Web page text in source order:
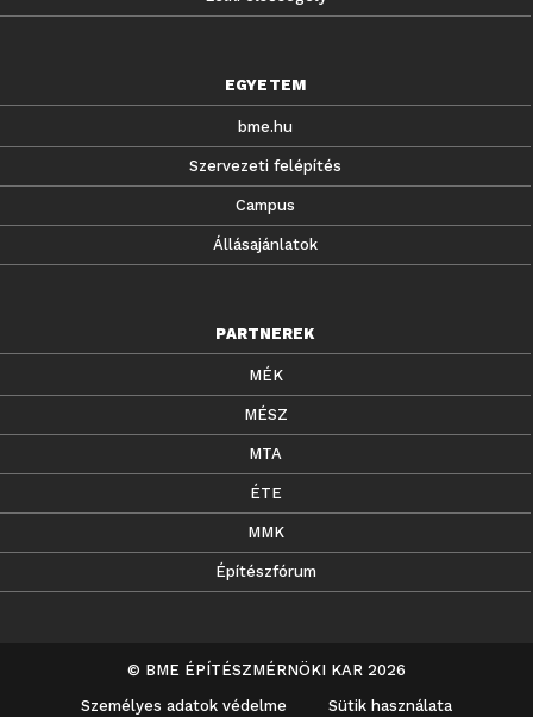
EGYETEM
bme.hu
Szervezeti felépítés
Campus
Állásajánlatok
PARTNEREK
MÉK
MÉSZ
MTA
ÉTE
MMK
Építészfórum
© BME ÉPÍTÉSZMÉRNÖKI KAR 2026
Személyes adatok védelme
Sütik használata